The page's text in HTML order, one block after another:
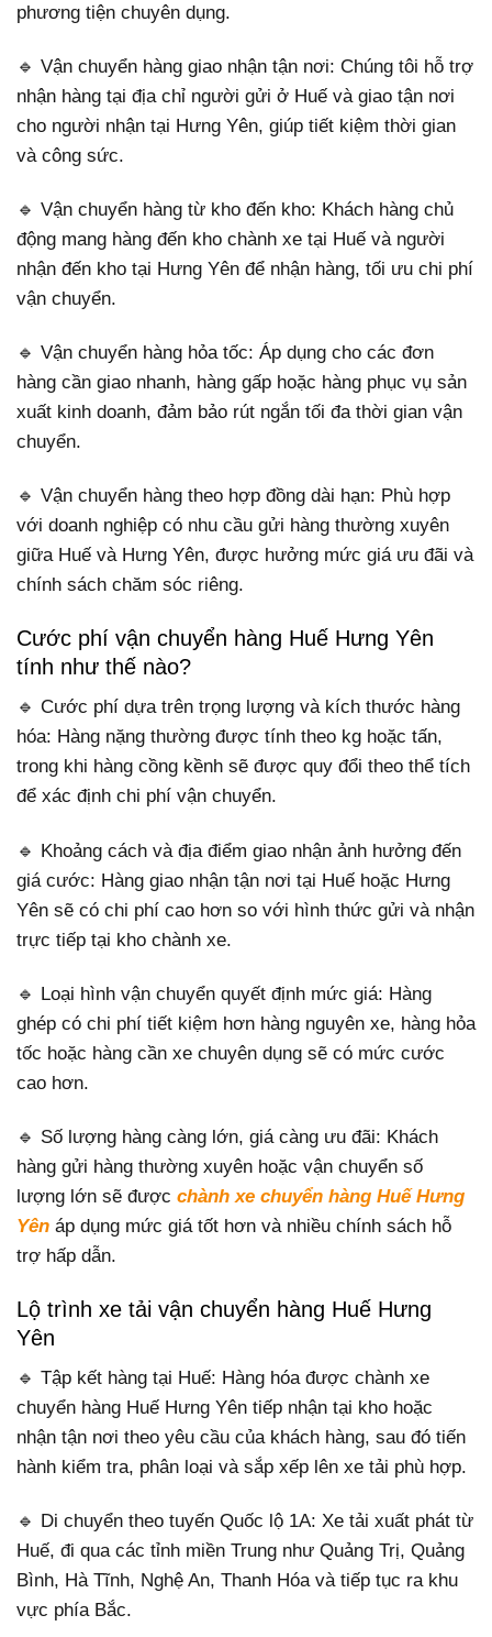
phương tiện chuyên dụng.
🔹 Vận chuyển hàng giao nhận tận nơi: Chúng tôi hỗ trợ
nhận hàng tại địa chỉ người gửi ở Huế và giao tận nơi
cho người nhận tại Hưng Yên, giúp tiết kiệm thời gian
và công sức.
🔹 Vận chuyển hàng từ kho đến kho: Khách hàng chủ
động mang hàng đến kho chành xe tại Huế và người
nhận đến kho tại Hưng Yên để nhận hàng, tối ưu chi phí
vận chuyển.
🔹 Vận chuyển hàng hỏa tốc: Áp dụng cho các đơn
hàng cần giao nhanh, hàng gấp hoặc hàng phục vụ sản
xuất kinh doanh, đảm bảo rút ngắn tối đa thời gian vận
chuyển.
🔹 Vận chuyển hàng theo hợp đồng dài hạn: Phù hợp
với doanh nghiệp có nhu cầu gửi hàng thường xuyên
giữa Huế và Hưng Yên, được hưởng mức giá ưu đãi và
chính sách chăm sóc riêng.
Cước phí vận chuyển hàng Huế Hưng Yên
tính như thế nào?
🔹 Cước phí dựa trên trọng lượng và kích thước hàng
hóa: Hàng nặng thường được tính theo kg hoặc tấn,
trong khi hàng cồng kềnh sẽ được quy đổi theo thể tích
để xác định chi phí vận chuyển.
🔹 Khoảng cách và địa điểm giao nhận ảnh hưởng đến
giá cước: Hàng giao nhận tận nơi tại Huế hoặc Hưng
Yên sẽ có chi phí cao hơn so với hình thức gửi và nhận
trực tiếp tại kho chành xe.
🔹 Loại hình vận chuyển quyết định mức giá: Hàng
ghép có chi phí tiết kiệm hơn hàng nguyên xe, hàng hỏa
tốc hoặc hàng cần xe chuyên dụng sẽ có mức cước
cao hơn.
🔹 Số lượng hàng càng lớn, giá càng ưu đãi: Khách
hàng gửi hàng thường xuyên hoặc vận chuyển số
lượng lớn sẽ được chành xe chuyển hàng Huế Hưng
Yên áp dụng mức giá tốt hơn và nhiều chính sách hỗ
trợ hấp dẫn.
Lộ trình xe tải vận chuyển hàng Huế Hưng
Yên
🔹 Tập kết hàng tại Huế: Hàng hóa được chành xe
chuyển hàng Huế Hưng Yên tiếp nhận tại kho hoặc
nhận tận nơi theo yêu cầu của khách hàng, sau đó tiến
hành kiểm tra, phân loại và sắp xếp lên xe tải phù hợp.
🔹 Di chuyển theo tuyến Quốc lộ 1A: Xe tải xuất phát từ
Huế, đi qua các tỉnh miền Trung như Quảng Trị, Quảng
Bình, Hà Tĩnh, Nghệ An, Thanh Hóa và tiếp tục ra khu
vực phía Bắc.